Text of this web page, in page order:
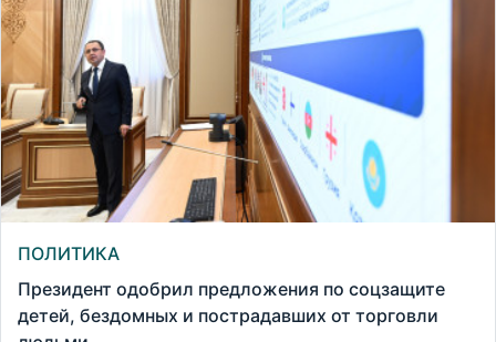
ПОЛИТИКА
Президент одобрил предложения по соцзащите
детей, бездомных и пострадавших от торговли